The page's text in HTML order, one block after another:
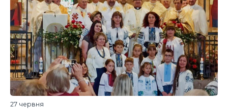
27 червня